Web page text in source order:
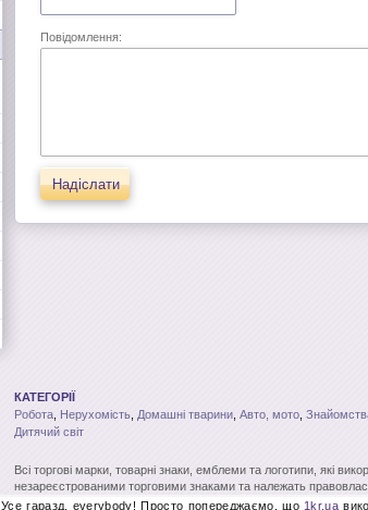
Повідомлення:
Надіслати
КАТЕГОРІЇ
Робота Нерухомість Домашні тварини Авто, мото
Дитячий світ
Всі торгові марки, товарні знаки, емблеми та логотипи, які
незареєстрованими торговими знаками та належать
без письмового на те дозволу. Повне чи часткове копіювання
Усе гаразд, everybody! Просто попереджаємо, що 1kr.ua